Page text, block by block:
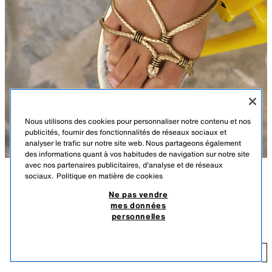
DÉTAILS
Le mannequin mesure : 177 cm
Hauteur de la semelle : 1 cm
DORÉ 2626/710/302
SANDALES TRESSÉES EFFET MÉTALLISÉ
Nous utilisons des cookies pour personnaliser notre contenu et nos
publicités, fournir des fonctionnalités de réseaux sociaux et
analyser le trafic sur notre site web. Nous partageons également
des informations quant à vos habitudes de navigation sur notre site
avec nos partenaires publicitaires, d'analyse et de réseaux
sociaux. Politique en matière de cookies
Ne pas vendre
mes données
personnelles